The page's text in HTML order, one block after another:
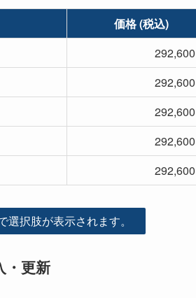
価格 (税込)
択肢が表示されます。
・更新